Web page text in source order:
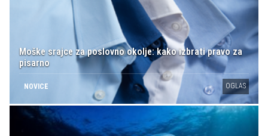
Moške srajce za poslovno okolje: kako izbrati pravo za
pisarno
NOVICE OGLAS